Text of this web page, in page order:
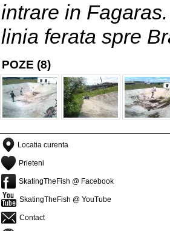
intrare in
linia ferata spre
POZE (8)
Locatia curenta
Prieteni
SkatingTheFish @ Facebook
SkatingTheFish @ YouTube
Contact